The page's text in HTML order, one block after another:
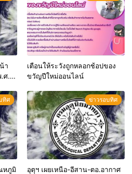
า
ศ.
เตือนให้ระวังถูกหลอกช้อปของ
ขวัญปีใหม่ออนไลน์
ทิศ
หภูมิ
ข่าวรอบทิศ
อุตุฯ เผยเหนือ-อีสาน-ตอ.อากาศ